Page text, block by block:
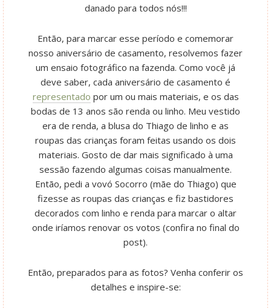
danado para todos nós!!!
Então, para marcar esse período e comemorar
nosso aniversário de casamento, resolvemos fazer
um ensaio fotográfico na fazenda. Como você já
deve saber, cada aniversário de casamento é
representado por um ou mais materiais, e os das
bodas de 13 anos são renda ou linho. Meu vestido
era de renda, a blusa do Thiago de linho e as
roupas das crianças foram feitas usando os dois
materiais. Gosto de dar mais significado à uma
sessão fazendo algumas coisas manualmente.
Então, pedi a vovó Socorro (mãe do Thiago) que
fizesse as roupas das crianças e fiz bastidores
decorados com linho e renda para marcar o altar
onde iríamos renovar os votos (confira no final do
post).
Então, preparados para as fotos? Venha conferir os
detalhes e inspire-se: